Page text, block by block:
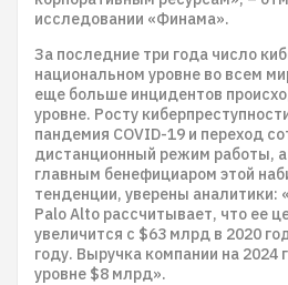
исследовании «Финама».
За последние три года число
национальном уровне во всем
еще больше инцидентов
уровне. Росту
пандемия COVID-19 и переход
дистанционный режим работы,
главным бенефициаром этой
тенденции, уверены аналитики:
Palo Alto рассчитывает, что ее
увеличится с $63 млрд в 2020
году. Выручка компании на 2024
уровне $8 млрд».